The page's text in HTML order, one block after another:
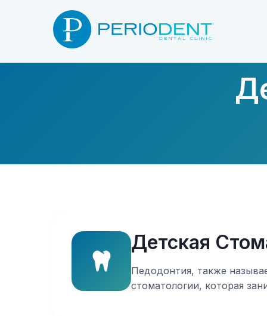
Детская
Педодонтия, также
стоматологии, которая